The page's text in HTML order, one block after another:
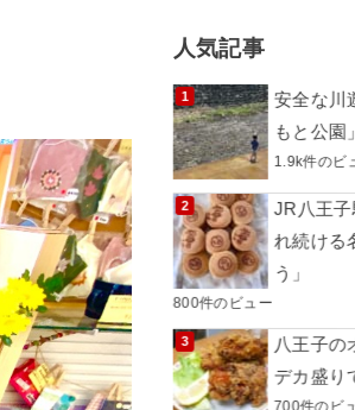
人気記事
安全な川
もと公園
1.9k件のビ
JR八王子
れ続ける
う」
800件のビュー
八王子の
デカ盛り
700件のビ